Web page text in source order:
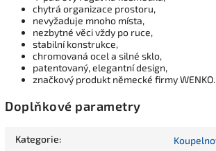
chytrá organizace prostoru,
nevyžaduje mnoho místa,
nezbytné věci vždy po ruce,
stabilní konstrukce,
chromovaná ocel a silné sklo,
patentovaný, elegantní design,
značkový produkt německé firmy WENKO.
Doplňkové parametry
Kategorie: